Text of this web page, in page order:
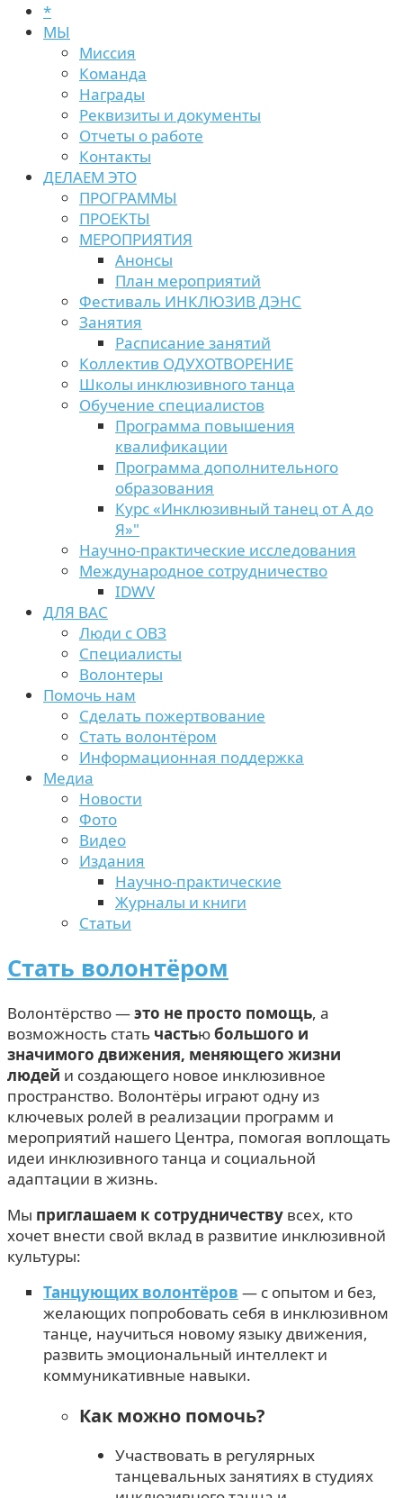
*
МЫ
Миссия
Команда
Награды
Реквизиты и документы
Отчеты о работе
Контакты
ДЕЛАЕМ ЭТО
ПРОГРАММЫ
ПРОЕКТЫ
МЕРОПРИЯТИЯ
Анонсы
План мероприятий
Фестиваль ИНКЛЮЗИВ ДЭНС
Занятия
Расписание занятий
Коллектив ОДУХОТВОРЕНИЕ
Школы инклюзивного танца
Обучение специалистов
Программа повышения
квалификации
Программа дополнительного
образования
Курс «Инклюзивный танец от А до
Я»"
Научно-практические исследования
Международное сотрудничество
IDWV
ДЛЯ ВАС
Люди с ОВЗ
Специалисты
Волонтеры
Помочь нам
Сделать пожертвование
Стать волонтёром
Информационная поддержка
Медиа
Новости
Фото
Видео
Издания
Научно-практические
Журналы и книги
Статьи
Стать волонтёром
Волонтёрство —это не просто помощь, а
возможность стать частьюбольшого и
значимого движения, меняющего жизни
людей и создающего новое инклюзивное
пространство. Волонтёры играют одну из
ключевых ролей в реализации программ и
мероприятий нашего Центра, помогая воплощать
идеи инклюзивного танца и социальной
адаптации в жизнь.
Мы приглашаем к сотрудничеству всех, кто
хочет внести свой вклад в развитие инклюзивной
культуры:
Танцующих волонтёров — с опытом и без,
желающих попробовать себя в инклюзивном
танце, научиться новому языку движения,
развить эмоциональный интеллект и
коммуникативные навыки.
Как можно помочь?
Участвовать в регулярных
танцевальных занятиях в студиях